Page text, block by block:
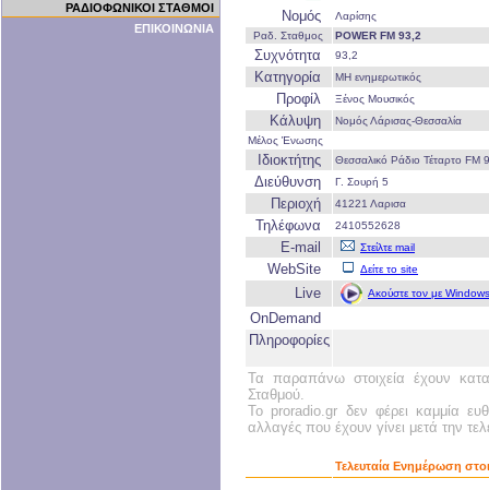
ΡΑΔΙΟΦΩΝΙΚΟΙ ΣΤΑΘΜΟΙ
ΕΠΙΚΟΙΝΩΝΙΑ
Νομός
Λαρίσης
Ραδ. Σταθμος
POWER FM 93,2
Συχνότητα 93,2
Κατηγορία ΜΗ ενημερωτικός
Προφίλ Ξένος Μουσικός
Κάλυψη
Νομός Λάρισας-Θεσσαλία
Μέλος Ένωσης
Ιδιοκτήτης Θεσσαλικό Ράδιο Τέταρτο FM
Διεύθυνση Γ. Σουρή 5
Περιοχή 41221 Λαρισα
Τηλέφωνα 2410552628
E-mail Στείλτε mail
WebSite Δείτε το site
Live Ακούστε τον με
OnDemand
Πληροφορίες
Τα παραπάνω στοιχεία έχουν
Σταθμού.
Το proradio.gr δεν φέρει καμμία
αλλαγές που έχουν γίνει μετά την
Τελευταία Ενημέρωση